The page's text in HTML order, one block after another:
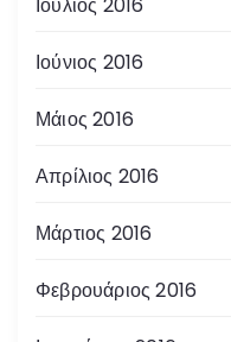
Ιούνιος 2016
Μάιος 2016
Απρίλιος 2016
Μάρτιος 2016
Φεβρουάριος 2016